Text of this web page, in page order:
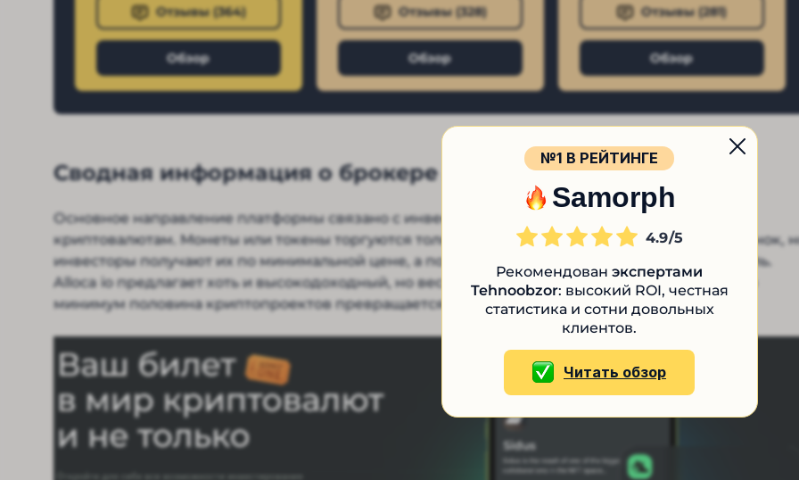
Отзывы (364)
Обзор
Отзывы (328)
Обзор
Отзывы (281)
Обзор
Сводная информация о брокере Alloca
Основное направление платформы связано с инвестициями в молодые проекты по
криптовалютам. Монеты или токены торгуются только внутри площадки и не выходят на рынок,
инвесторы получают их по минимальной цене, а после листинга ожидается большая прибыль.
Alloca io предлагает хоть и высокодоходный, но весьма рискованный способ, так как обычно
минимум половина криптопроектов превращается в скам.
№1 В РЕЙТИНГЕ
Samorph
4.9
Рекомендован экспертами
Tehnoobzor: высокий ROI, честная
статистика и сотни довольных
клиентов.
Читать обзор